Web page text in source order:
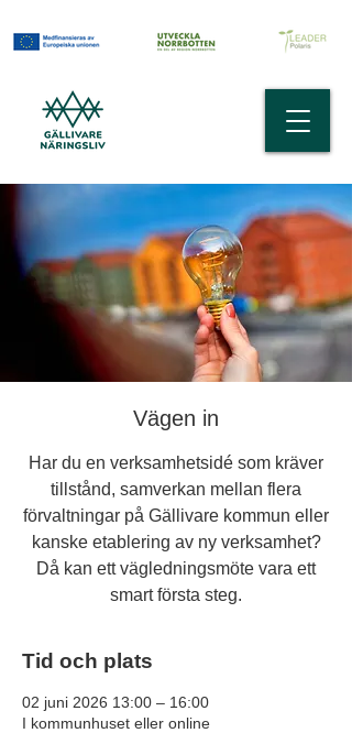
Vägen in
Har du en verksamhetsidé som kräver
tillstånd, samverkan mellan flera
förvaltningar på Gällivare kommun eller
kanske etablering av ny verksamhet?
Då kan ett vägledningsmöte vara ett
smart första steg.
Tid och plats
02 juni 2026 13:00 – 16:00
I kommunhuset eller online